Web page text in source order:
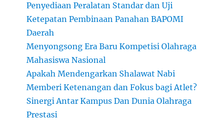
Penyediaan Peralatan Standar dan Uji
Ketepatan Pembinaan Panahan BAPOMI
Daerah
Menyongsong Era Baru Kompetisi Olahraga
Mahasiswa Nasional
Apakah Mendengarkan Shalawat Nabi
Memberi Ketenangan dan Fokus bagi Atlet?
Sinergi Antar Kampus Dan Dunia Olahraga
Prestasi